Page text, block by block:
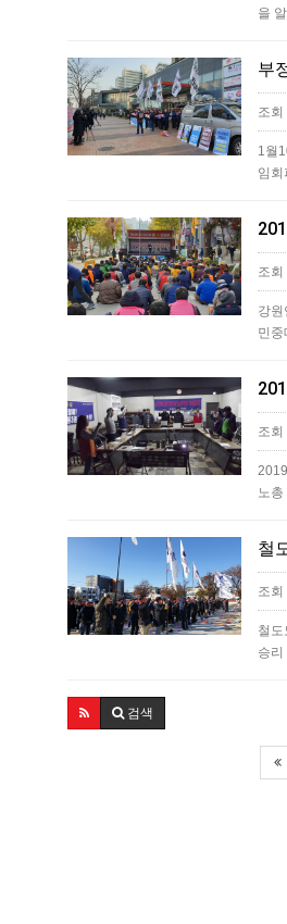
을
부
조회
1월
임
조회
강
민
조회
노
철
조회
철
승
검색